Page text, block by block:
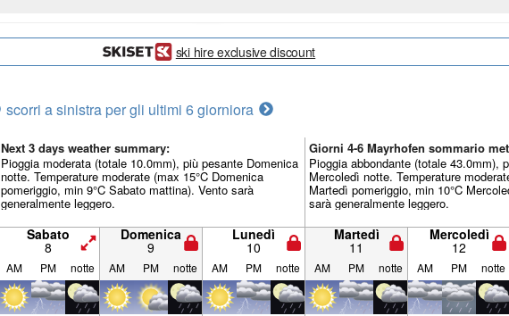
ski hire exclusive discount
scorri a sinistra per gli ultimi 6 giorniora
Next 3 days weather summary:
Pioggia moderata (totale 10.0mm), più pesante Domenica
notte. Temperature moderate (max 15°C Domenica
pomeriggio, min 9°C Sabato mattina). Vento sarà
generalmente leggero.
Giorni 4-6 Mayrhofen sommario
Pioggia abbondante (totale 43.0mm),
Mercoledì notte. Temperature
Martedì pomeriggio, min 10°C
sarà generalmente leggero.
Sabato
8
Domenica
9
Lunedì
10
Martedì
11
Mercoledì
12
AM PM notte AM PM notte AM PM notte AM PM notte AM PM notte